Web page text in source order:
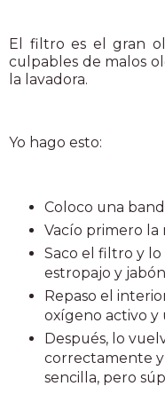
El filtro es el gran
culpables de malos
la lavadora.
Yo hago esto:
Coloco una
Vacío primero la
Saco el filtro y
estropajo y
Repaso el
oxígeno activo y
Después, lo
correctamente y
sencilla, pero